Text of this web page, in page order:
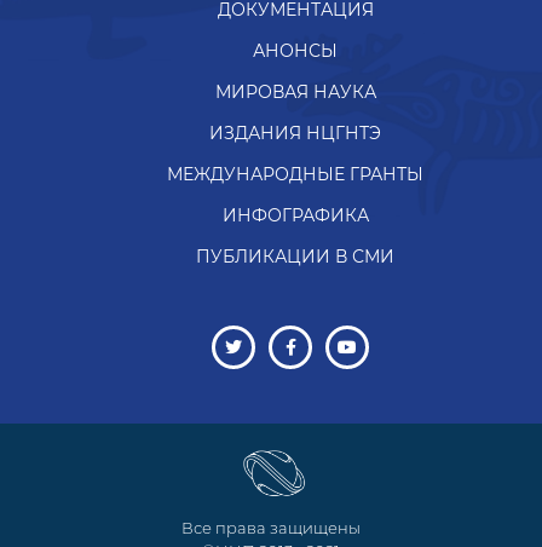
ДОКУМЕНТАЦИЯ
АНОНСЫ
МИРОВАЯ НАУКА
ИЗДАНИЯ НЦГНТЭ
МЕЖДУНАРОДНЫЕ ГРАНТЫ
ИНФОГРАФИКА
ПУБЛИКАЦИИ В СМИ
Все права защищены